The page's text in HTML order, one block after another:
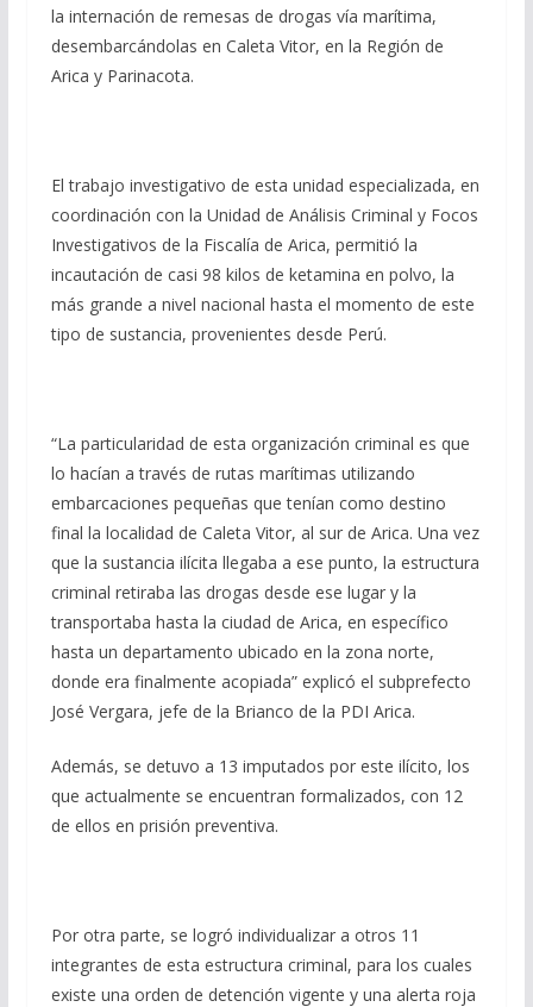
la internación de remesas de drogas vía marítima,
desembarcándolas en Caleta Vitor, en la Región de
Arica y Parinacota.
El trabajo investigativo de esta unidad especializada, en
coordinación con la Unidad de Análisis Criminal y Focos
Investigativos de la Fiscalía de Arica, permitió la
incautación de casi 98 kilos de ketamina en polvo, la
más grande a nivel nacional hasta el momento de este
tipo de sustancia, provenientes desde Perú.
“La particularidad de esta organización criminal es que
lo hacían a través de rutas marítimas utilizando
embarcaciones pequeñas que tenían como destino
final la localidad de Caleta Vitor, al sur de Arica. Una vez
que la sustancia ilícita llegaba a ese punto, la estructura
criminal retiraba las drogas desde ese lugar y la
transportaba hasta la ciudad de Arica, en específico
hasta un departamento ubicado en la zona norte,
donde era finalmente acopiada” explicó el subprefecto
José Vergara, jefe de la Brianco de la PDI Arica.
Además, se detuvo a 13 imputados por este ilícito, los
que actualmente se encuentran formalizados, con 12
de ellos en prisión preventiva.
Por otra parte, se logró individualizar a otros 11
integrantes de esta estructura criminal, para los cuales
existe una orden de detención vigente y una alerta roja